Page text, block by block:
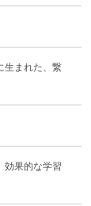
生まれた、繋
効果的な学習